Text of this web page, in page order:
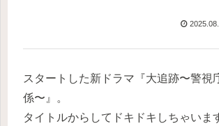
スタートした新ドラマ『大追跡〜警視
係〜』。
タイトルからしてドキドキしちゃいま